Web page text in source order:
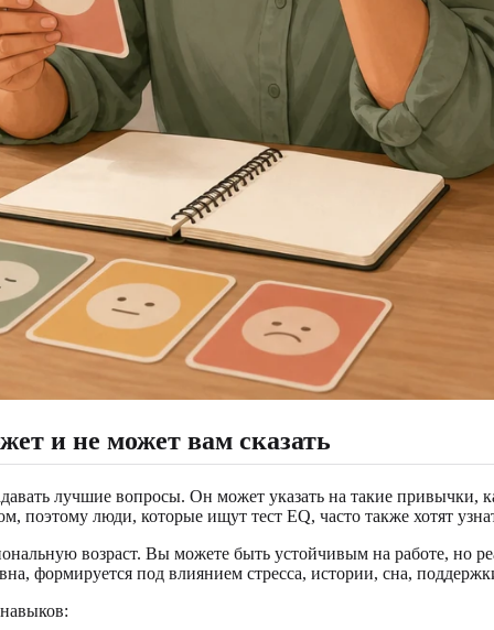
и не может вам сказать
лучшие вопросы. Он может указать на такие привычки,
поэтому люди, которые ищут тест EQ, часто также хотят
возраст. Вы можете быть устойчивым на работе,
формируется под влиянием стресса, истории, сна,